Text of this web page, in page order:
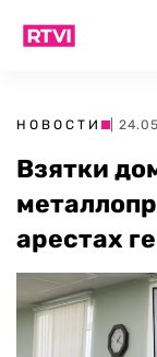
НОВОСТИ |
Взятки
арестах